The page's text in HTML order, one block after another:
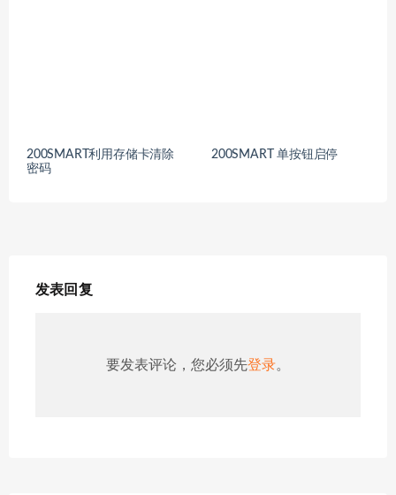
200SMART利用存储卡清除
密码
200SMART 单按钮启停
发表回复
要发表评论，您必须先登录。